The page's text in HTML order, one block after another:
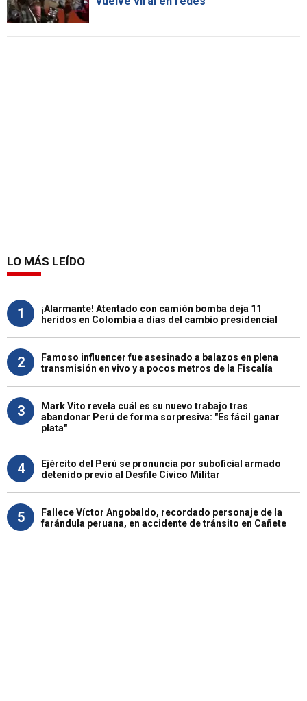
LO MÁS LEÍDO
1
¡Alarmante! Atentado con camión bomba deja 11
heridos en Colombia a días del cambio presidencial
2
Famoso influencer fue asesinado a balazos en plena
transmisión en vivo y a pocos metros de la Fiscalía
3
Mark Vito revela cuál es su nuevo trabajo tras
abandonar Perú de forma sorpresiva: "Es fácil ganar
plata"
4
Ejército del Perú se pronuncia por suboficial armado
detenido previo al Desfile Cívico Militar
5
Fallece Víctor Angobaldo, recordado personaje de la
farándula peruana, en accidente de tránsito en Cañete